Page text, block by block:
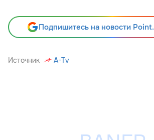
Подпишитесь на новости
Источник A-Tv